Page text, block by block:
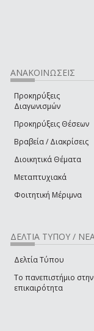
ΑΝΑΚΟΙΝΩΣΕΙΣ
Προκηρύξεις
Διαγωνισμών
Προκηρύξεις Θέσεων
Βραβεία / Διακρίσεις
Διοικητικά Θέματα
Μεταπτυχιακά
Φοιτητική Μέριμνα
ΔΕΛΤΙΑ ΤΥΠΟΥ /
Δελτία Τύπου
Το πανεπιστήμιο στην
επικαιρότητα